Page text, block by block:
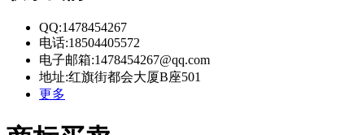
QQ:1478454267
电话:18504405572
电子邮箱:1478454267@qq.com
地址:红旗街都会大厦B座501
更多